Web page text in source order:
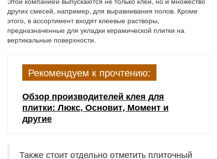
других смесей, например, для выравнивания полов. Кроме
этого, в ассортимент входят клеевые растворы,
предназначенные для укладки керамической плитки на
вертикальные поверхности.
Рекомендуем к прочтению:
Обзор производителей клея для
плитки: Люкс, Основит, Момент и
другие
Также стоит отдельно отметить плиточный